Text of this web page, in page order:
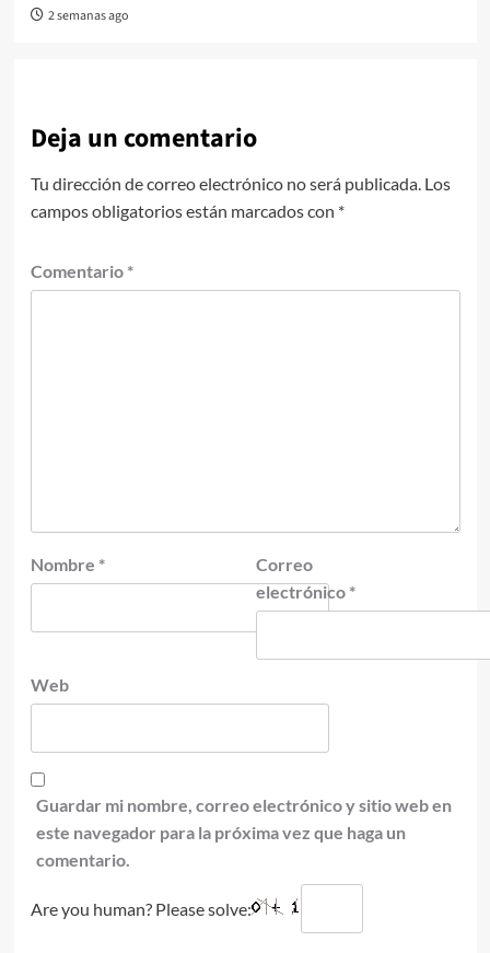
2 semanas ago
Deja un comentario
Tu dirección de correo electrónico no será publicada. Los
campos obligatorios están marcados con *
Comentario *
Nombre *
Correo
electrónico *
Web
Guardar mi nombre, correo electrónico y sitio web en
este navegador para la próxima vez que haga un
comentario.
Are you human? Please solve: